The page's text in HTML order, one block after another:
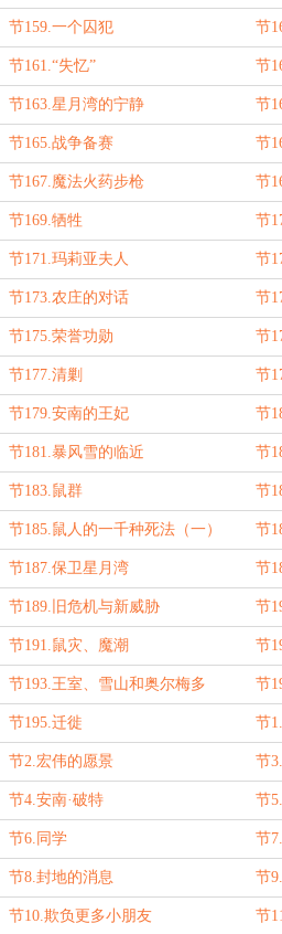
节159.一个囚犯 节
节161.“失忆” 节
节163.星月湾的宁静 节
节165.战争备赛 节
节167.魔法火药步枪 节
节169.牺牲 节
节171.玛莉亚夫人 节
节173.农庄的对话 节
节175.荣誉功勋 节
节177.清剿 节
节179.安南的王妃 节
节181.暴风雪的临近 节
节183.鼠群 节
节185.鼠人的一千种死法（一） 节
节187.保卫星月湾 节
节189.旧危机与新威胁 节
节191.鼠灾、魔潮 节
节193.王室、雪山和奥尔梅多 节
节195.迁徙 节
节2.宏伟的愿景 节
节4.安南·破特 节
节6.同学 节
节8.封地的消息 节
节10.欺负更多小朋友 节